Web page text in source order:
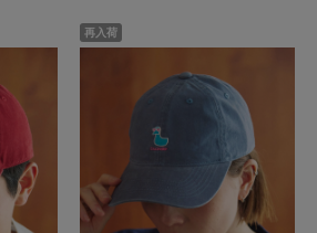
再入荷